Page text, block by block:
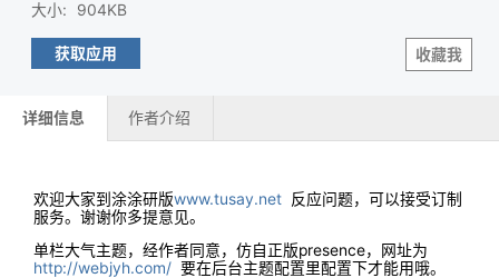
大小: 904KB
收藏我
获取应用
详细信息 作者介绍
欢迎大家到涂涂研版www.tusay.net 反应问题，可以接受订制
服务。谢谢你多提意见。
单栏大气主题，经作者同意，仿自正版presence，网址为
http://webjyh.com/ 要在后台主题配置里配置下才能用哦。